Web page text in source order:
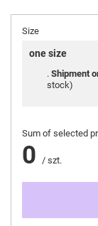
Size
one size
Shipment
stock)
Sum of selected
0 / szt.